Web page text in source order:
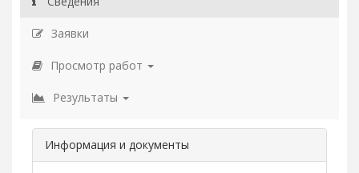
Заявки
Просмотр работ
Результаты
Информация и документы